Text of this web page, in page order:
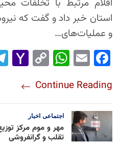
اقلام مرتبط با تخلفات
استان خبر داد و گفت که
و عملیات‌های…
Fac
ok
Em
Wh
Ap
p
Co
Lin
k
l
Continue Reading
اجتماعی اخبار
مهر و موم مرکز
تقلب و گرانفروشی